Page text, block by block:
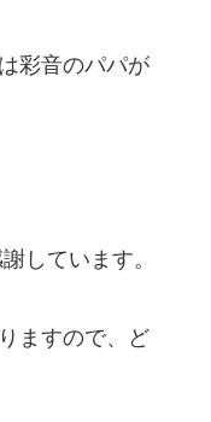
彩音のパパが
しています。
ますので、ど